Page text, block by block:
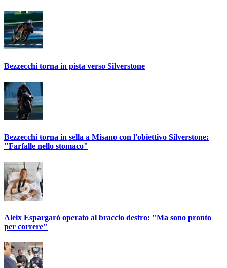
Bezzecchi torna in pista verso Silverstone
Bezzecchi torna in sella a Misano con l'obiettivo Silverstone:
"Farfalle nello stomaco"
Aleix Espargarò operato al braccio destro: "Ma sono pronto
per correre"